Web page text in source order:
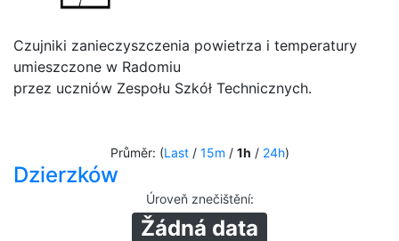
Czujniki zanieczyszczenia powietrza i temperatury
umieszczone w Radomiu
przez uczniów Zespołu Szkół Technicznych.
Průměr: (Last/ 15m / 1h / 24h)
Dzierzków
Úroveň znečištění:
Žádná data